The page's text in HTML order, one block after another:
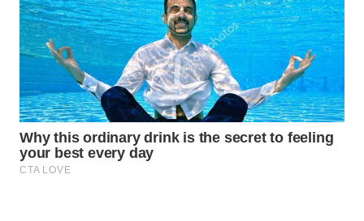
KONSUMEN
WAHANA
LISTRIK
WAHANA
WAHANA